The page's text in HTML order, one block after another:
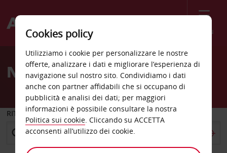
Menù
Welcome
AvisNoleggio auto Pamiers
RITIRO DA
Cookies policy
Utilizziamo i cookie per personalizzare le nostre
offerte, analizzare i dati e migliorare l’esperienza di
navigazione sul nostro sito. Condividiamo i dati
anche con partner affidabili che si occupano di
pubblicità e analisi dei dati; per maggiori
informazioni è possibile consultare la nostra
Politica sui cookie. Cliccando su ACCETTA
acconsenti all’utilizzo dei cookie.